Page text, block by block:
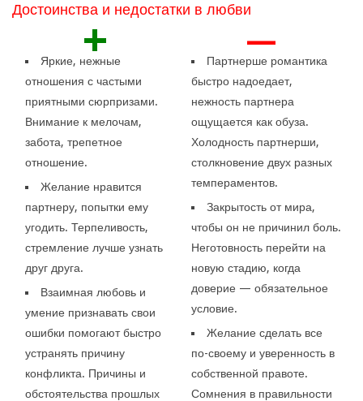
Достоинства и недостатки в любви
+
Яркие, нежные
отношения с частыми
приятными сюрпризами.
Внимание к мелочам,
забота, трепетное
отношение.
Желание нравится
партнеру, попытки ему
угодить. Терпеливость,
стремление лучше узнать
друг друга.
Взаимная любовь и
умение признавать свои
ошибки помогают быстро
устранять причину
конфликта. Причины и
обстоятельства прошлых
—
Партнерше романтика
быстро надоедает,
нежность партнера
ощущается как обуза.
Холодность партнерши,
столкновение двух разных
темпераментов.
Закрытость от мира,
чтобы он не причинил боль.
Неготовность перейти на
новую стадию, когда
доверие — обязательное
условие.
Желание сделать все
по-своему и уверенность в
собственной правоте.
Сомнения в правильности